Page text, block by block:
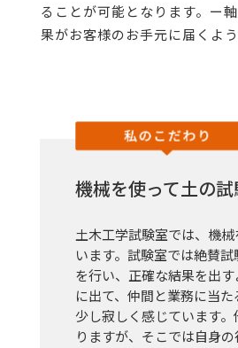
ることが可能となります。ー
果がお客様のお手元に届くよ
機械を使って土の試
土木工学試験室では、機
います。試験室では絶賛
を行い、正確な結果を出
に出て、仲間と業務に当
少し寂しく感じています
りますが、そこでは自身